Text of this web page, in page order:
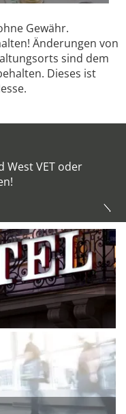
Gewähr.
Änderungen von
sind dem
Dieses ist
West VET oder